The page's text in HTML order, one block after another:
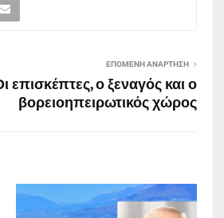
ΕΠΌΜΕΝΗ ΑΝΆΡΤΗΣΗ
επισκέπτες, ο ξεναγός και ο
βορειοηπειρωτικός χώρος